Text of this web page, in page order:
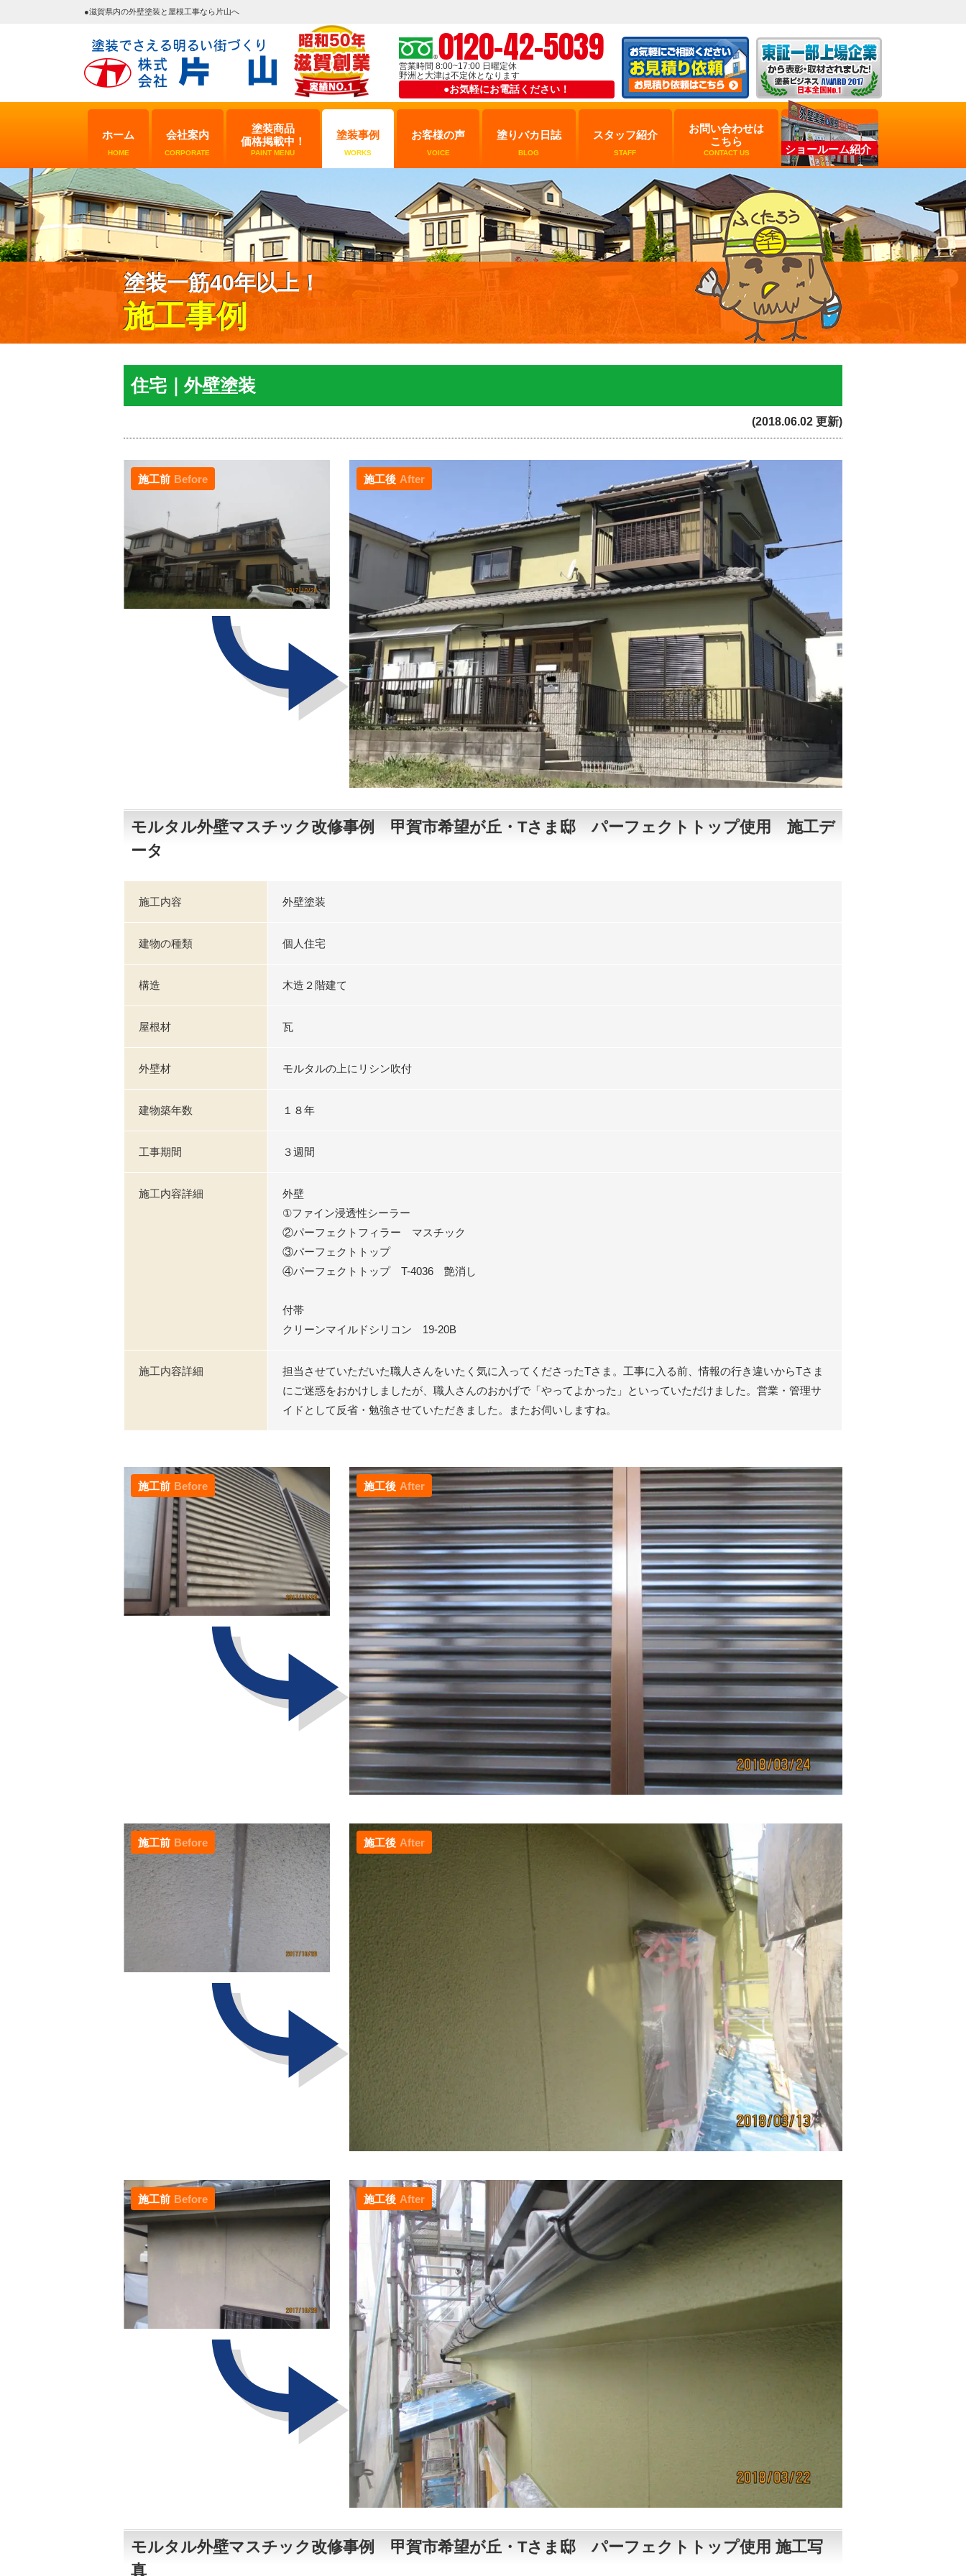
●滋賀県内の外壁塗装と屋根工事なら片山へ
0120-42-5039
営業時間 8:00~17:00 日曜定休
野洲と大津は不定休となります
●お気軽にお電話ください！
ホーム
HOME
会社案内
CORPORATE
塗装商品
価格掲載中！
PAINT MENU
塗装事例
WORKS
お客様の声
VOICE
塗りバカ日誌
BLOG
スタッフ紹介
STAFF
お問い合わせは
こちら
CONTACT US ショールーム紹介
塗装一筋40年以上！
施工事例
住宅｜外壁塗装
(2018.06.02 更新)
施工後 After
施工前 Before
モルタル外壁マスチック改修事例 甲賀市希望が丘・Tさま邸 パーフェクトトップ使用 施工デ
ータ
施工内容 外壁塗装
建物の種類 個人住宅
構造 木造２階建て
屋根材 瓦
外壁材 モルタルの上にリシン吹付
建物築年数 １８年
工事期間 ３週間
施工内容詳細
外壁
①ファイン浸透性シーラー
②パーフェクトフィラー マスチック
③パーフェクトトップ
④パーフェクトトップ T-4036 艶消し
付帯
クリーンマイルドシリコン 19-20B
施工内容詳細
担当させていただいた職人さんをいたく気に入ってくださったTさま。工事に入る前、情報の行き違いからTさま
にご迷惑をおかけしましたが、職人さんのおかげで「やってよかった」といっていただけました。営業・管理サ
イドとして反省・勉強させていただきました。またお伺いしますね。
施工前 Before 施工後 After
施工前 Before 施工後 After
施工前 Before 施工後 After
モルタル外壁マスチック改修事例 甲賀市希望が丘・Tさま邸 パーフェクトトップ使用 施工写
真